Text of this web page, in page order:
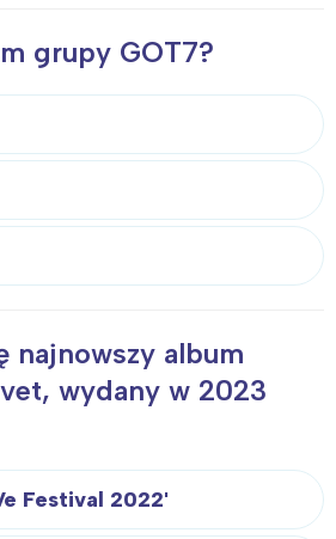
grupy GOT7?
najnowszy album
wydany w 2023
Festival 2022'